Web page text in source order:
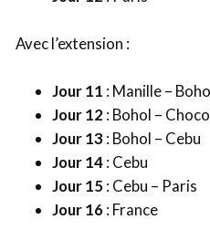
Avec l’extension :
Jour 11 : Manille –
Jour 12: Bohol –
Jour 13: Bohol – Cebu
Jour 14: Cebu
Jour 15 : Cebu – Paris
Jour 16: France